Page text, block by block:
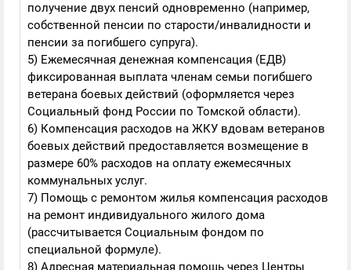
получение двух пенсий одновременно (например,
собственной пенсии по старости/инвалидности и
пенсии за погибшего супруга).
5) Ежемесячная денежная компенсация (ЕДВ)
фиксированная выплата членам семьи погибшего
ветерана боевых действий (оформляется через
Социальный фонд России по Томской области).
6) Компенсация расходов на ЖКУ вдовам ветеранов
боевых действий предоставляется возмещение в
размере 60% расходов на оплату ежемесячных
коммунальных услуг.
7) Помощь с ремонтом жилья компенсация расходов
на ремонт индивидуального жилого дома
(рассчитывается Социальным фондом по
специальной формуле).
8) Адресная материальная помощь через Центры